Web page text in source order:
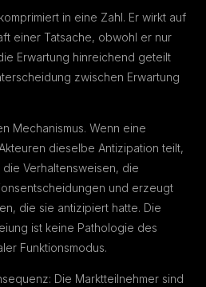
in eine Zahl. Er wirkt auf
einer Tatsache, obwohl er nur
Erwartung hinreichend geteilt
zwischen Erwartung
Mechanismus. Wenn eine
dieselbe Antizipation teilt,
Verhaltensweisen, die
und erzeugt
die sie antizipiert hatte. Die
ist keine Pathologie des
Funktionsmodus.
Die Marktteilnehmer sind